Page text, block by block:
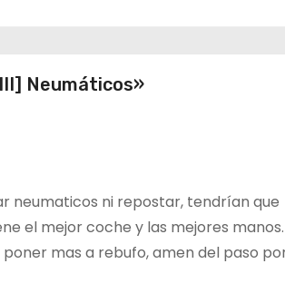
Neumáticos»
neumaticos ni repostar, tendrían que
el mejor coche y las mejores manos.
mas a rebufo, amen del paso